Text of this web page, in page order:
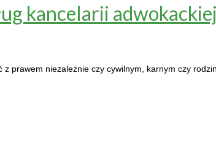
kancelarii
prawem niezależnie czy cywilnym, karnym czy